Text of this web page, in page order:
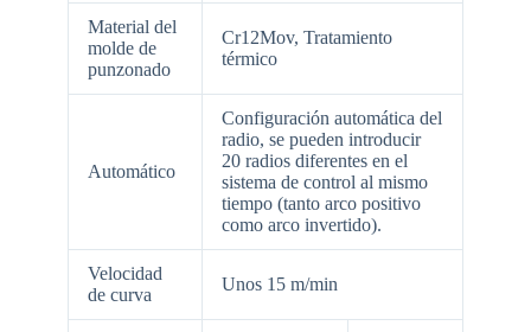
Material del
molde de
punzonado
Cr12Mov, Tratamiento
térmico
Automático
Configuración automática del
radio, se pueden introducir
20 radios diferentes en el
sistema de control al mismo
tiempo (tanto arco positivo
como arco invertido).
Velocidad
de curva
Unos 15 m/min